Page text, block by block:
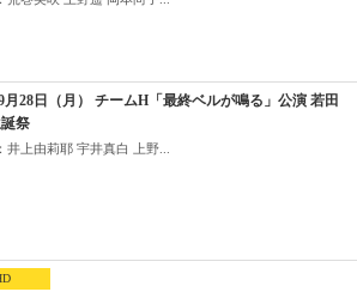
月28日（月） チームH「最終ベルが鳴る」公演 若田
祭
井上由莉耶 宇井真白 上野...